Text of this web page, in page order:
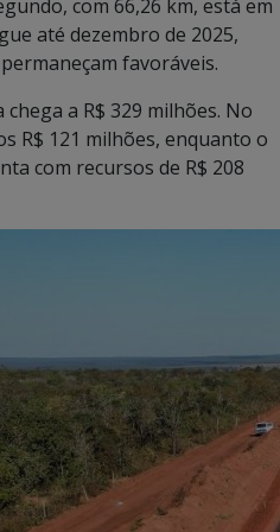
com 66,26 km, está em
até dezembro de 2025,
favoráveis.
a R$ 329 milhões. No
R$ 121 milhões, enquanto o
com recursos de R$ 208